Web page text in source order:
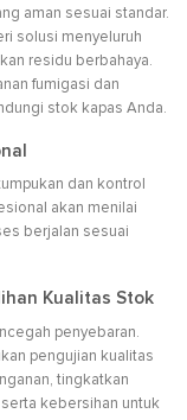
aman sesuai standar.
solusi menyeluruh
residu berbahaya.
fumigasi dan
stok kapas Anda.
dan kontrol
akan menilai
berjalan sesuai
Kualitas Stok
penyebaran.
pengujian kualitas
tingkatkan
kebersihan untuk